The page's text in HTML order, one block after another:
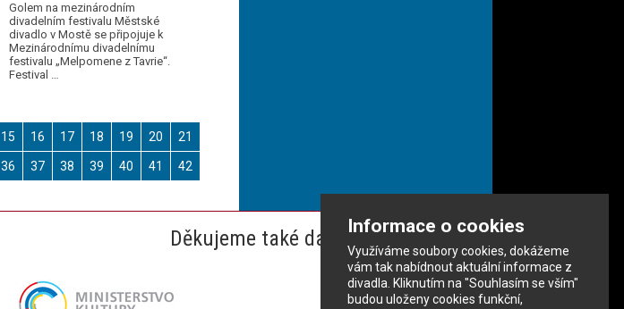
Informace o cookies
Využíváme soubory cookies, dokážeme
vám tak nabídnout aktuální informace z
divadla. Kliknutím na "Souhlasím se vším"
budou uloženy cookies funkční,
Golem na mezinárodním
divadelním festivalu Městské
divadlo v Mostě se připojuje k
Mezinárodnímu divadelnímu
festivalu „Melpomene z Tavrie“.
Festival …
15 16 17 18 19 20 21
36 37 38 39 40 41 42
Děkujeme také dalším partnerům